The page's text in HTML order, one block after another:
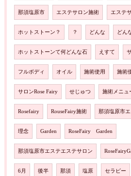
那須塩原市 エステサロン施術 エステ
ホットストーン？ ？ どんな どん
ホットストーンて何どんな石 えすて
フルボディ オイル 施術使用 施術
サロンRose Fairy せじゅつ 施術メニュ
Rosefairy RouseFairy施術 那須塩原市エ
理念 Garden RoseFairy Garden
那須塩原市エステエステサロン
6月 後半 那須 塩原 セラピー